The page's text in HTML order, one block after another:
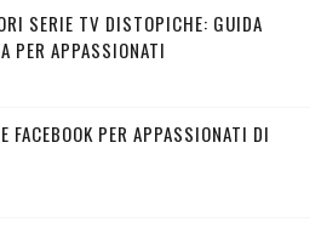
SERIE TV DISTOPICHE: GUIDA
PER APPASSIONATI
FACEBOOK PER APPASSIONATI DI